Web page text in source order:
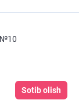
№10
Sotib olish